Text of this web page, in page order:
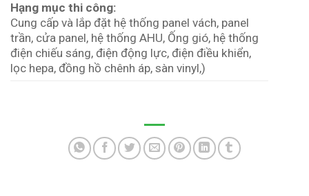
Hạng mục thi công:
Cung cấp và lắp đặt hệ thống panel vách, panel
trần, cửa panel, hệ thống AHU, Ống gió, hệ thống
điện chiếu sáng, điện động lực, điện điều khiển,
lọc hepa, đồng hồ chênh áp, sàn vinyl,)